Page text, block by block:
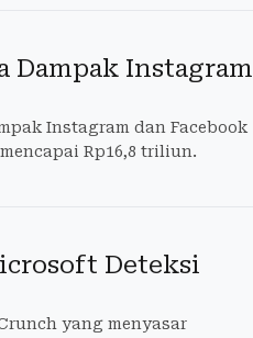
Dampak Instagram
Instagram dan Facebook
Rp16,8 triliun.
Deteksi
yang menyasar